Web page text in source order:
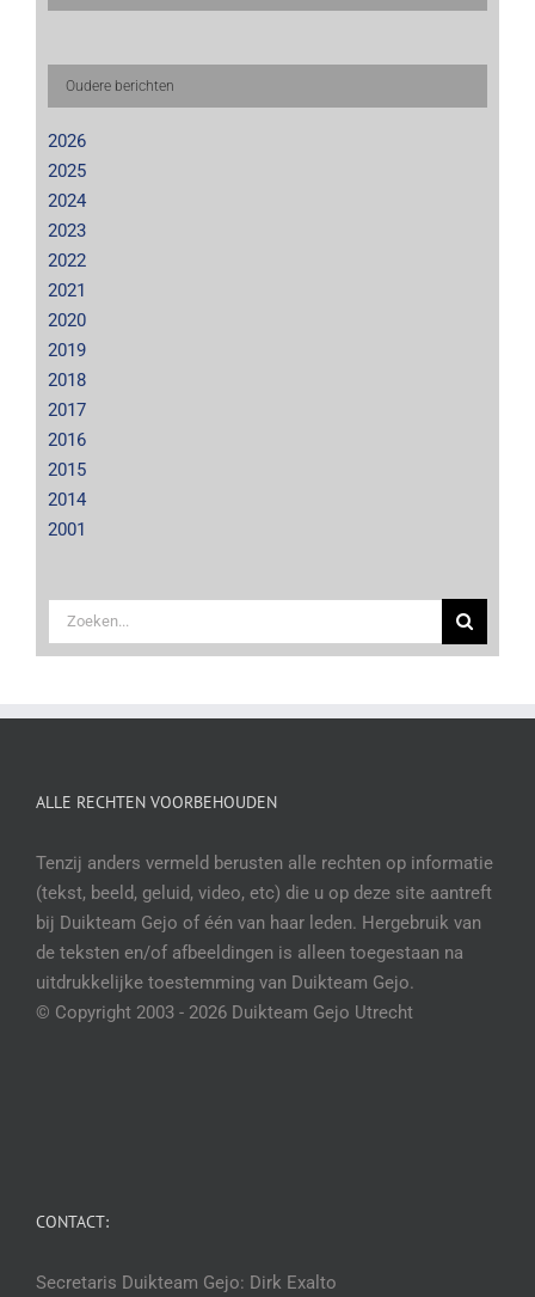
Oudere berichten
2026
2025
2024
2023
2022
2021
2020
2019
2018
2017
2016
2015
2014
2001
Zoeken
naar:
ALLE RECHTEN VOORBEHOUDEN
Tenzij anders vermeld berusten alle rechten op informatie
(tekst, beeld, geluid, video, etc) die u op deze site aantreft
bij Duikteam Gejo of één van haar leden. Hergebruik van
de teksten en/of afbeeldingen is alleen toegestaan na
uitdrukkelijke toestemming van Duikteam Gejo.
© Copyright 2003 - 2026 Duikteam Gejo Utrecht
CONTACT:
Secretaris Duikteam Gejo: Dirk Exalto